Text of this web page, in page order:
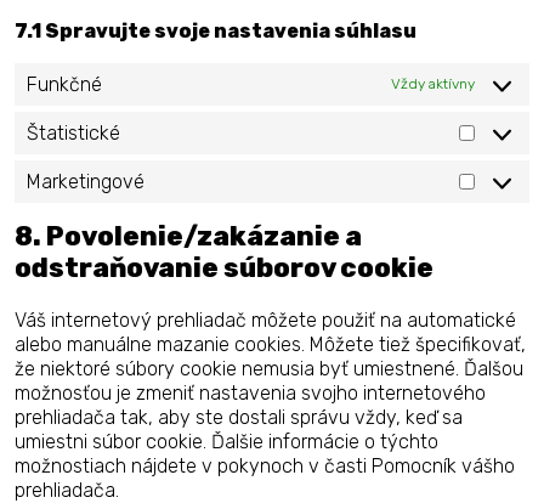
7.1 Spravujte svoje nastavenia súhlasu
Funkčné Vždy aktívny
Štatistické
Marketingové
8. Povolenie/zakázanie a
odstraňovanie súborov cookie
Váš internetový prehliadač môžete použiť na automatické
alebo manuálne mazanie cookies. Môžete tiež špecifikovať,
že niektoré súbory cookie nemusia byť umiestnené. Ďalšou
možnosťou je zmeniť nastavenia svojho internetového
prehliadača tak, aby ste dostali správu vždy, keď sa
umiestni súbor cookie. Ďalšie informácie o týchto
možnostiach nájdete v pokynoch v časti Pomocník vášho
prehliadača.